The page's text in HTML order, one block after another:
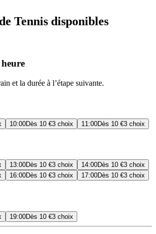
Tennis disponibles
et la durée à l’étape suivante.
10:00Dès 10 €3 choix 11:00Dès 10 €3 choix
13:00Dès 10 €3 choix 14:00Dès 10 €3 choix
16:00Dès 10 €3 choix 17:00Dès 10 €3 choix
19:00Dès 10 €3 choix